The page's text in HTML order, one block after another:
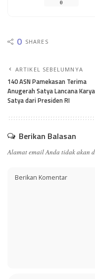
0
0 SHARES
ARTIKEL SEBELUMNYA
140 ASN Pamekasan Terima
Anugerah Satya Lancana Karya
Satya dari Presiden RI
Berikan Balasan
Alamat email Anda tidak akan